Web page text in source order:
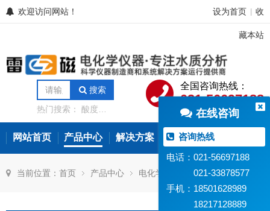
欢迎访问网站！ 设为首页 收
藏本站
搜索
热门搜索：酸度计
分析仪
微量水分分
析仪
氨氮测定仪
全国咨询热线：
021-56697188
网站首页 产品中心 解决方案 常见问题
当前位置： 首页 产品中心 电化学传感器
在线咨询
咨询热线
电话：021-56697188
021-33878577
手机：18501628989
18217128889